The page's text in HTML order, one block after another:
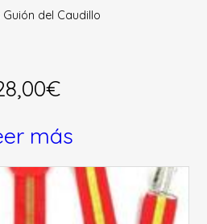
Guión del Caudillo
€
más